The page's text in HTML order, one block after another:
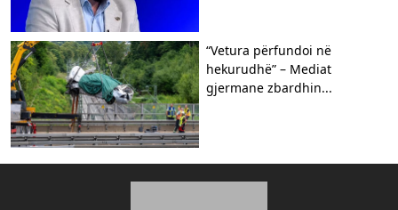
“Vetura përfundoi në
hekurudhë” – Mediat
gjermane zbardhin...